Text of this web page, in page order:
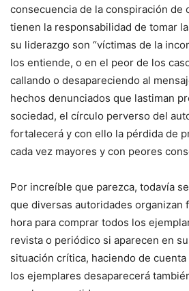
consecuencia de la conspiración de
tienen la responsabilidad de tomar
su liderazgo son “víctimas de la
los entiende, o en el peor de los
callando o desapareciendo al
hechos denunciados que lastiman
sociedad, el círculo perverso del
fortalecerá y con ello la pérdida de
cada vez mayores y con peores
Por increíble que parezca, todavía
que diversas autoridades organizan
hora para comprar todos los
revista o periódico si aparecen en
situación crítica, haciendo de cuenta
los ejemplares desaparecerá